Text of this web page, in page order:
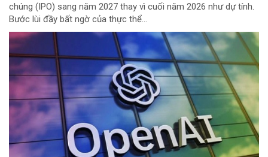
chúng (IPO) sang năm 2027 thay vì cuối năm 2026 như dự tính.
Bước lùi đầy bất ngờ của thực thể...